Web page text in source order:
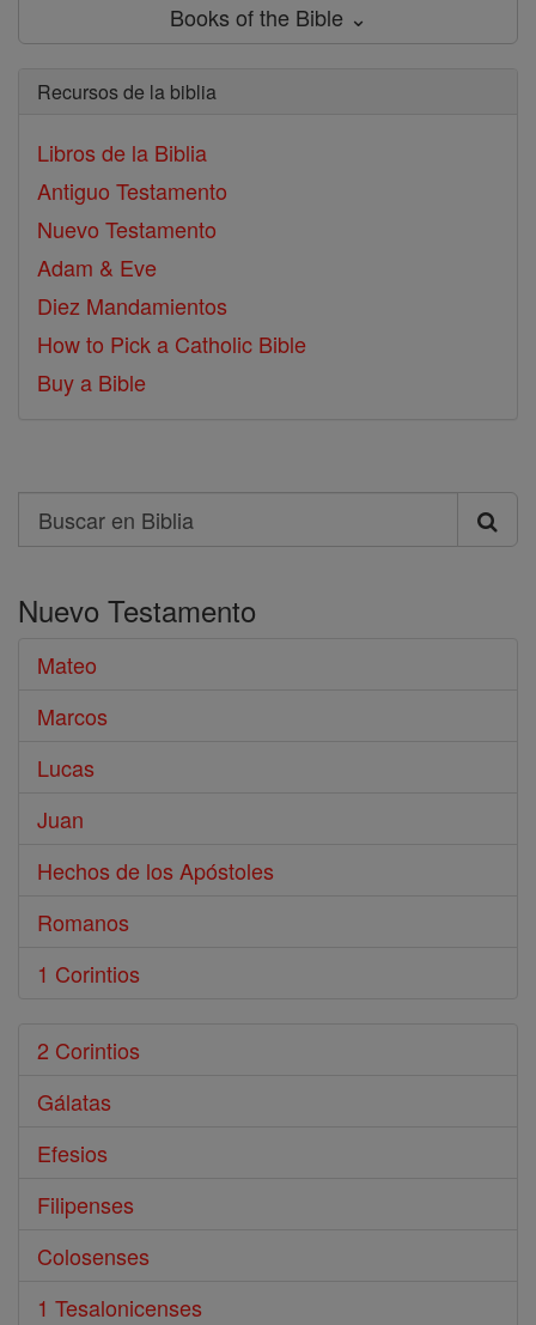
Books of the Bible ⌄
Recursos de la biblia
Libros de la Biblia
Antiguo Testamento
Nuevo Testamento
Adam & Eve
Diez Mandamientos
How to Pick a Catholic Bible
Buy a Bible
Search
Buscar
Biblia
Nuevo Testamento
Mateo
Marcos
Lucas
Juan
Hechos de los Apóstoles
Romanos
1 Corintios
2 Corintios
Gálatas
Efesios
Filipenses
Colosenses
1 Tesalonicenses